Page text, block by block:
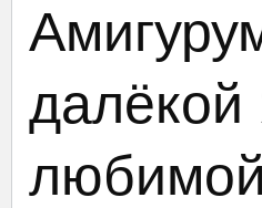
далёкой
любимой